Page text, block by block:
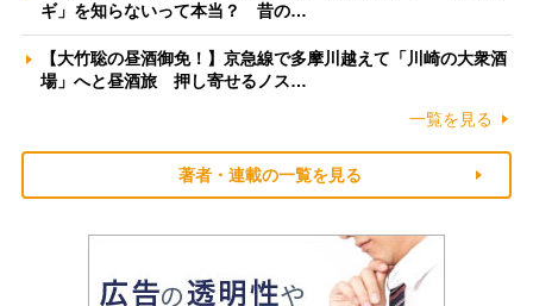
ギ」を知らないって本当？ 昔の…
【大竹聡の昼酒御免！】京急線で多摩川越えて「川崎の大衆酒
場」へと昼酒旅 押し寄せるノス…
一覧を見る
著者・連載の一覧を見る